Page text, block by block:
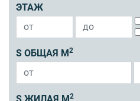
ЭТАЖ
S ОБЩАЯ М 2
2